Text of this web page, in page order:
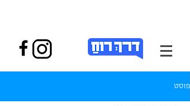
פוסט